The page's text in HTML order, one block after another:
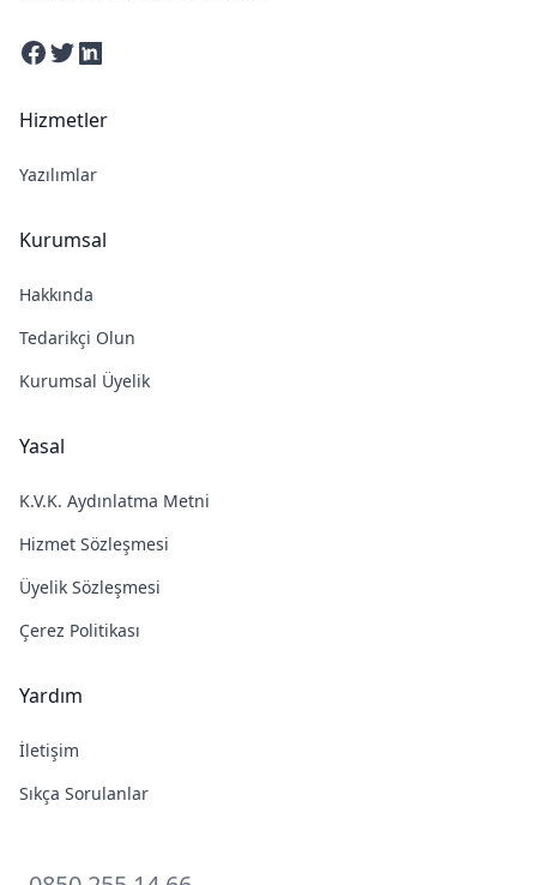
Facebook
TwitterLinkedin
Hizmetler
Yazılımlar
Kurumsal
Hakkında
Tedarikçi Olun
Kurumsal Üyelik
Yasal
K.V.K. Aydınlatma Metni
Hizmet Sözleşmesi
Üyelik Sözleşmesi
Çerez Politikası
Yardım
İletişim
Sıkça Sorulanlar